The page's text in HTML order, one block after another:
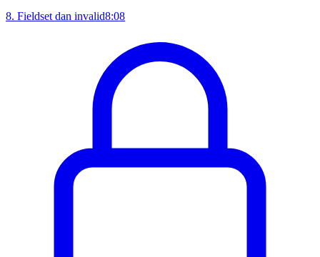
8. Fieldset dan invalid8:08